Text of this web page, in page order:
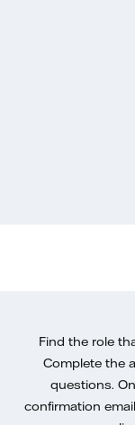
Find the role
Complete the
questions.
confirmation